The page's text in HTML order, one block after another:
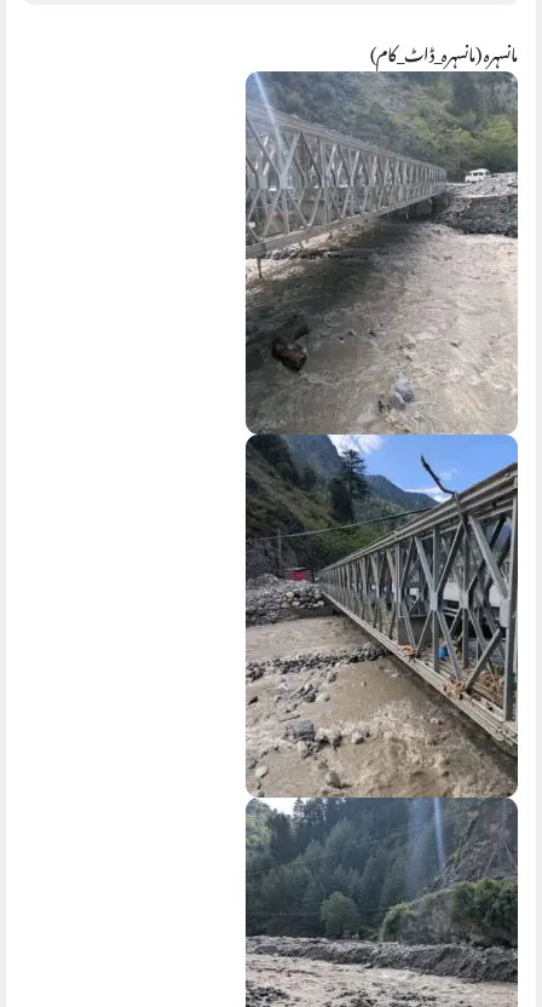
مانسہرہ (مانسہرہ_ڈاٹ_کام)